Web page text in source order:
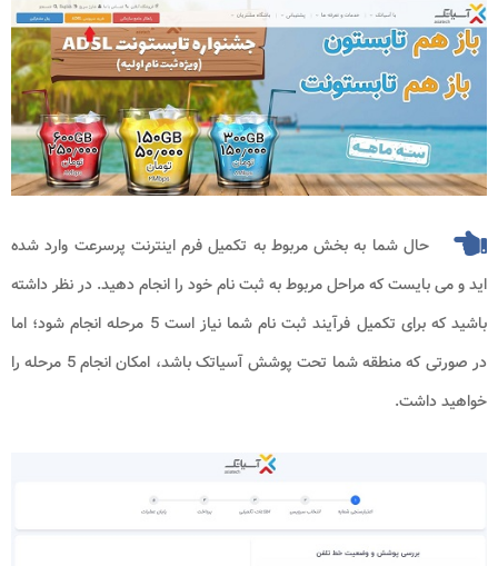
حال شما به بخش مربوط به تکمیل فرم اینترنت پرسرعت وارد شده
اید و می بایست که مراحل مربوط به ثبت نام خود را انجام دهید. در نظر داشته
باشید که برای تکمیل فرآیند ثبت نام شما نیاز است 5 مرحله انجام شود؛ اما
در صورتی که منطقه شما تحت پوشش آسیاتک باشد، امکان انجام 5 مرحله را
خواهید داشت.